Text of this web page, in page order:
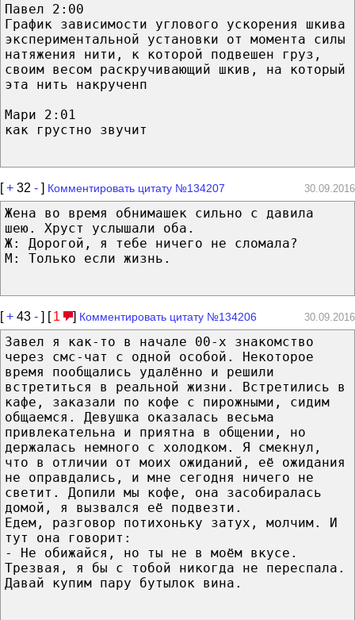
Павел 2:00
График зависимости углового ускорения шкива
экспериментальной установки от момента силы
натяжения нити, к которой подвешен груз,
своим весом раскручивающий шкив, на который
эта нить накрученп
Мари 2:01
как грустно звучит
[+ 32 - ] Комментировать цитату №134207 30.09.2016
Жена во время обнимашек сильно с давила
шею. Хруст услышали оба.
Ж: Дорогой, я тебе ничего не сломала?
М: Только если жизнь.
[+ 43 - ] [ 1 ] Комментировать цитату №134206 30.09.2016
Завел я как-то в начале 00-х знакомство
через смс-чат с одной особой. Некоторое
время пообщались удалённо и решили
встретиться в реальной жизни. Встретились в
кафе, заказали по кофе с пирожными, сидим
общаемся. Девушка оказалась весьма
привлекательна и приятна в общении, но
держалась немного с холодком. Я смекнул,
что в отличии от моих ожиданий, её ожидания
не оправдались, и мне сегодня ничего не
светит. Допили мы кофе, она засобиралась
домой, я вызвался её подвезти.
Едем, разговор потихоньку затух, молчим. И
тут она говорит:
- Не обижайся, но ты не в моём вкусе.
Трезвая, я бы с тобой никогда не переспала.
Давай купим пару бутылок вина.